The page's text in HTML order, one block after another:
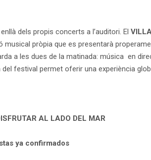
dels propis concerts a l’auditori. El
pròpia que es presentarà
a les dues de la matinada: música en
festival permet oferir una experiència
AL LADO DEL MAR
ya confirmados